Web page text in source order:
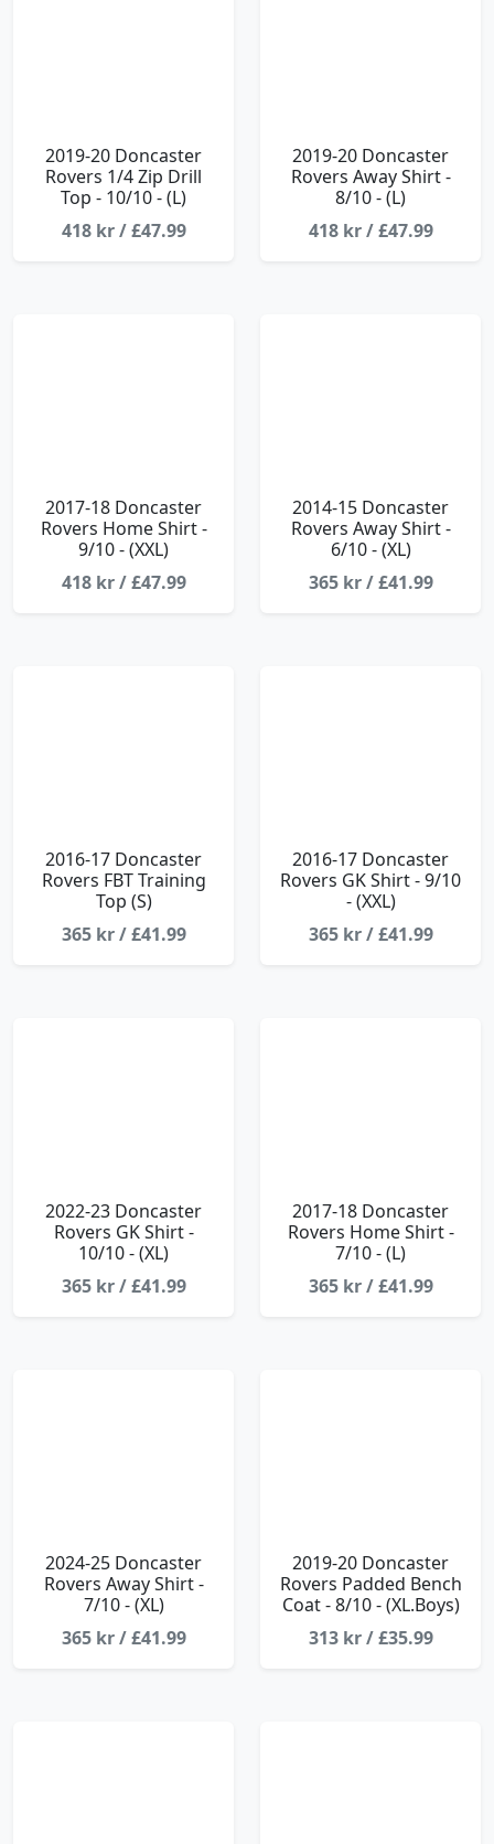
2019-20 Doncaster
Rovers 1/4 Zip Drill
Top - 10/10 - (L)
418 kr / £47.99
2019-20 Doncaster
Rovers Away Shirt -
8/10 - (L)
418 kr / £47.99
2017-18 Doncaster
Rovers Home Shirt -
9/10 - (XXL)
418 kr / £47.99
2014-15 Doncaster
Rovers Away Shirt -
6/10 - (XL)
365 kr / £41.99
2016-17 Doncaster
Rovers FBT Training
Top (S)
365 kr / £41.99
2016-17 Doncaster
Rovers GK Shirt - 9/10
- (XXL)
365 kr / £41.99
2022-23 Doncaster
Rovers GK Shirt -
10/10 - (XL)
365 kr / £41.99
2017-18 Doncaster
Rovers Home Shirt -
7/10 - (L)
365 kr / £41.99
2024-25 Doncaster
Rovers Away Shirt -
7/10 - (XL)
365 kr / £41.99
2019-20 Doncaster
Rovers Padded Bench
Coat - 8/10 - (XL.Boys)
313 kr / £35.99